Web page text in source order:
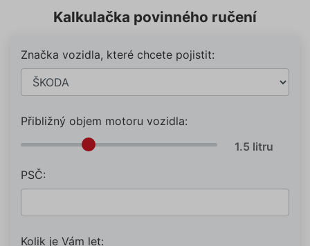
Kalkulačka povinného ručení
Značka vozidla, které chcete pojistit:
Přibližný objem motoru vozidla:
PSČ:
Kolik je Vám let: